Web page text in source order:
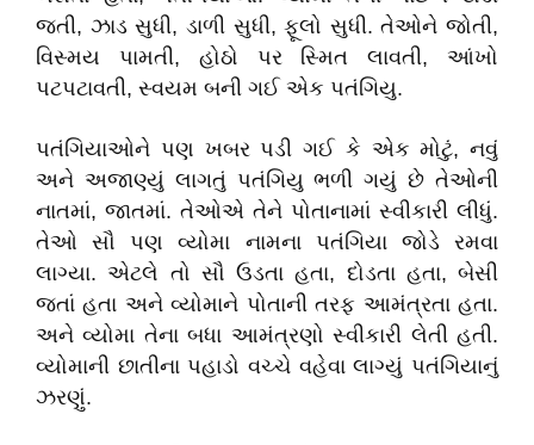
જતી, ઝાડ સુધી, ડાળી સુધી, ફૂલો સુધી. તેઓને જોતી,
વિસ્મય પામતી, હોઠો પર સ્મિત લાવતી, આંખો
પટપટાવતી, સ્વયમ બની ગઈ એક પતંગિયુ.
પતંગિયાઓને પણ ખબર પડી ગઈ કે એક મોટું, નવું
અને અજાણ્યું લાગતું પતંગિયુ ભળી ગયું છે તેઓની
નાતમાં, જાતમાં. તેઓએ તેને પોતાનામાં સ્વીકારી લીધું.
તેઓ સૌ પણ વ્યોમા નામના પતંગિયા જોડે રમવા
લાગ્યા. એટલે તો સૌ ઉડતા હતા, દોડતા હતા, બેસી
જતાં હતા અને વ્યોમાને પોતાની તરફ આમંત્રતા હતા.
અને વ્યોમા તેના બધા આમંત્રણો સ્વીકારી લેતી હતી.
વ્યોમાની છાતીના પહાડો વચ્ચે વહેવા લાગ્યું પતંગિયાનું
ઝરણું.